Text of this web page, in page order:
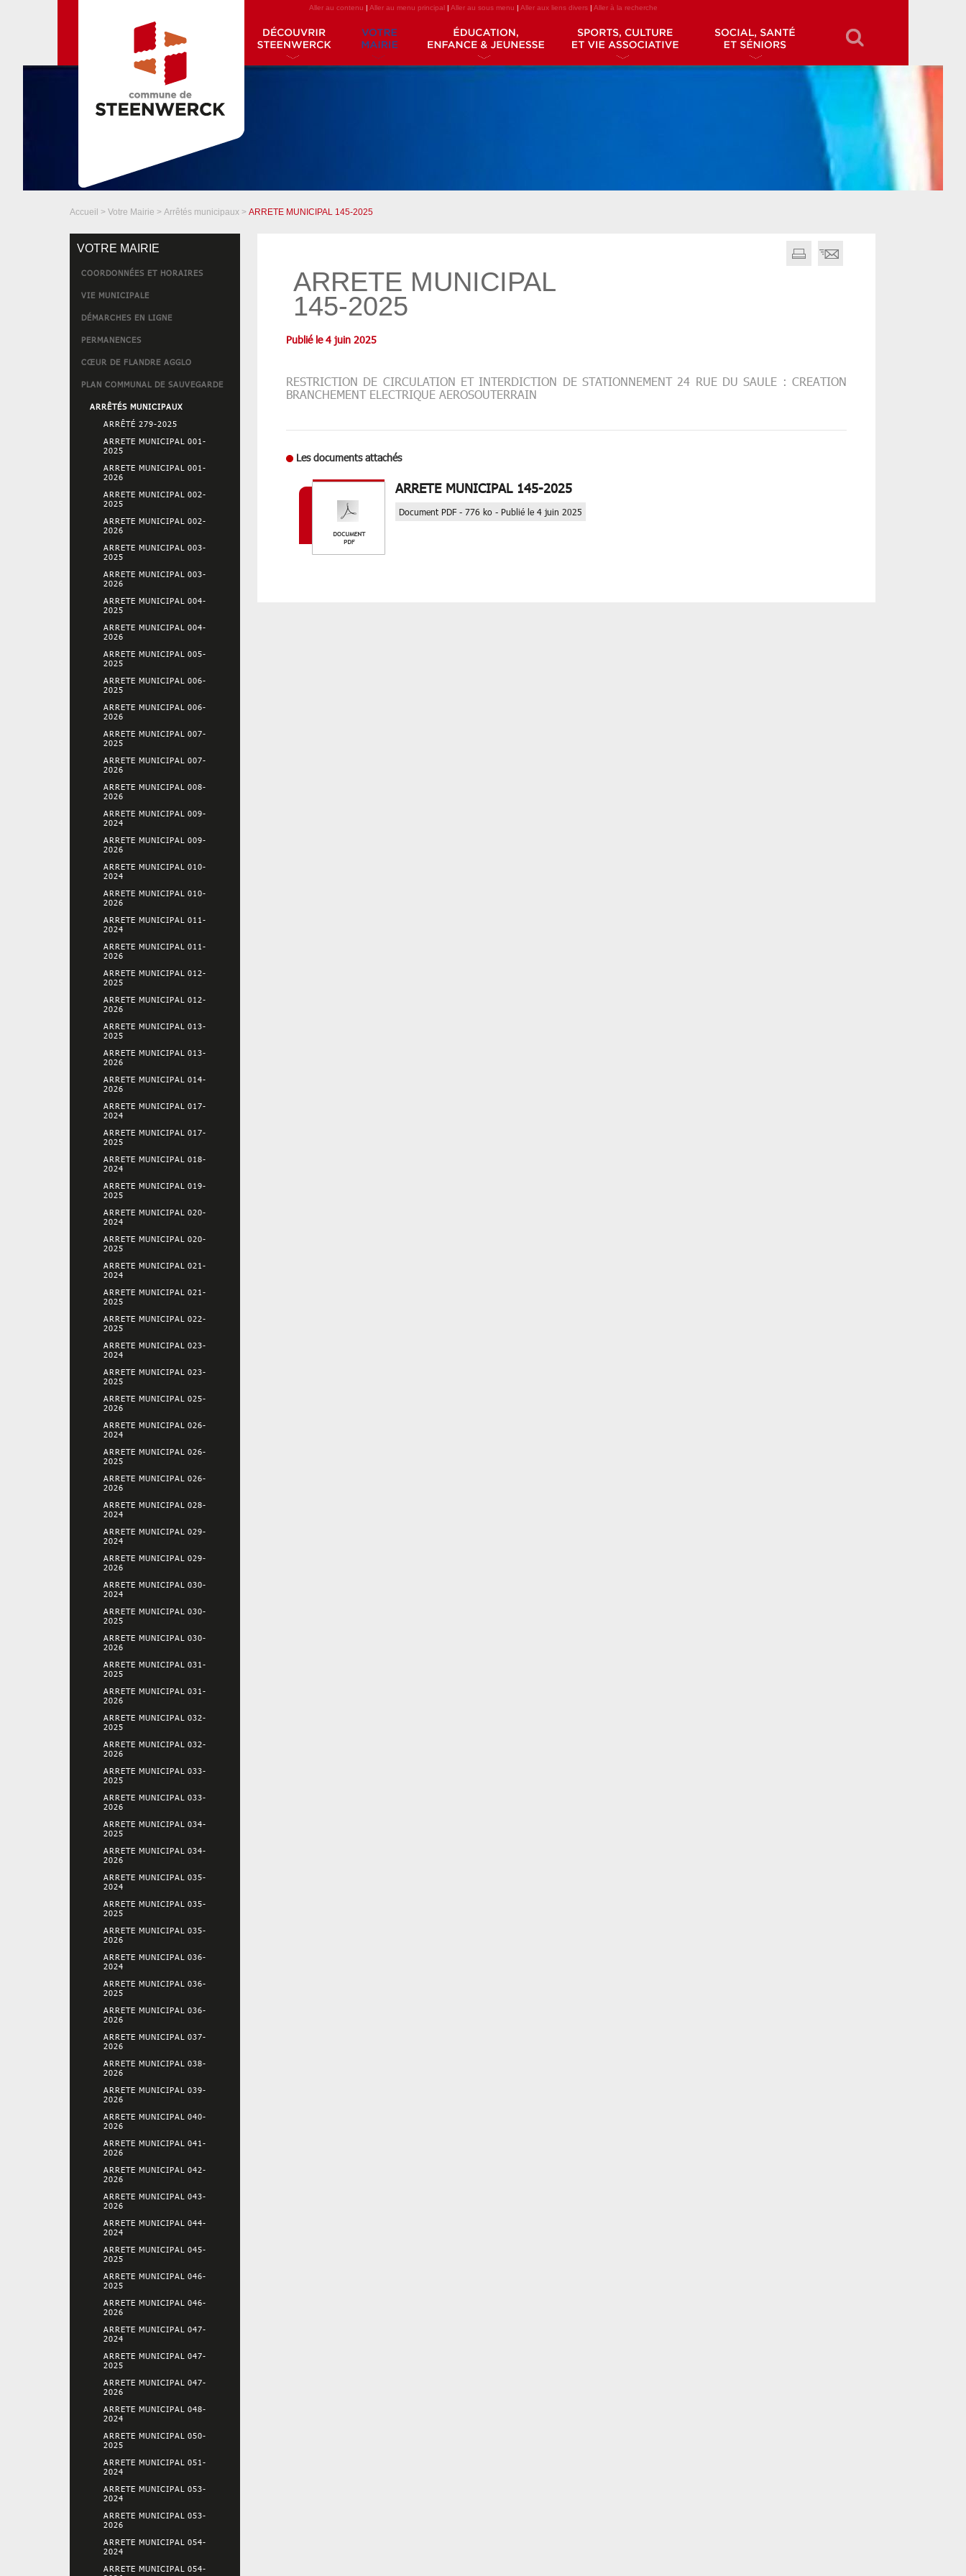
Aller au contenu | Aller au menu principal| Aller au sous menu | Aller aux liens divers| Aller à la recherche
Accueil > Votre Mairie > Arrêtés municipaux > ARRETE MUNICIPAL 145-2025
VOTRE MAIRIE
COORDONNÉES ET HORAIRES
VIE MUNICIPALE
DÉMARCHES EN LIGNE
PERMANENCES
CŒUR DE FLANDRE AGGLO
PLAN COMMUNAL DE SAUVEGARDE
ARRÊTÉS MUNICIPAUX
ARRÊTÉ 279-2025
ARRETE MUNICIPAL 001-
2025
ARRETE MUNICIPAL 001-
2026
ARRETE MUNICIPAL 002-
2025
ARRETE MUNICIPAL 002-
2026
ARRETE MUNICIPAL 003-
2025
ARRETE MUNICIPAL 003-
2026
ARRETE MUNICIPAL 004-
2025
ARRETE MUNICIPAL 004-
2026
ARRETE MUNICIPAL 005-
2025
ARRETE MUNICIPAL 006-
2025
ARRETE MUNICIPAL 006-
2026
ARRETE MUNICIPAL 007-
2025
ARRETE MUNICIPAL 007-
2026
ARRETE MUNICIPAL 008-
2026
ARRETE MUNICIPAL 009-
2024
ARRETE MUNICIPAL 009-
2026
ARRETE MUNICIPAL 010-
2024
ARRETE MUNICIPAL 010-
2026
ARRETE MUNICIPAL 011-
2024
ARRETE MUNICIPAL 011-
2026
ARRETE MUNICIPAL 012-
2025
ARRETE MUNICIPAL 012-
2026
ARRETE MUNICIPAL 013-
2025
ARRETE MUNICIPAL 013-
2026
ARRETE MUNICIPAL 014-
2026
ARRETE MUNICIPAL 017-
2024
ARRETE MUNICIPAL 017-
2025
ARRETE MUNICIPAL 018-
2024
ARRETE MUNICIPAL 019-
2025
ARRETE MUNICIPAL 020-
2024
ARRETE MUNICIPAL 020-
2025
ARRETE MUNICIPAL 021-
2024
ARRETE MUNICIPAL 021-
2025
ARRETE MUNICIPAL 022-
2025
ARRETE MUNICIPAL 023-
2024
ARRETE MUNICIPAL 023-
2025
ARRETE MUNICIPAL 025-
2026
ARRETE MUNICIPAL 026-
2024
ARRETE MUNICIPAL 026-
2025
ARRETE MUNICIPAL 026-
2026
ARRETE MUNICIPAL 028-
2024
ARRETE MUNICIPAL 029-
2024
ARRETE MUNICIPAL 029-
2026
ARRETE MUNICIPAL 030-
2024
ARRETE MUNICIPAL 030-
2025
ARRETE MUNICIPAL 030-
2026
ARRETE MUNICIPAL 031-
2025
ARRETE MUNICIPAL 031-
2026
ARRETE MUNICIPAL 032-
2025
ARRETE MUNICIPAL 032-
2026
ARRETE MUNICIPAL 033-
2025
ARRETE MUNICIPAL 033-
2026
ARRETE MUNICIPAL 034-
2025
ARRETE MUNICIPAL 034-
2026
ARRETE MUNICIPAL 035-
2024
ARRETE MUNICIPAL 035-
2025
ARRETE MUNICIPAL 035-
2026
ARRETE MUNICIPAL 036-
2024
ARRETE MUNICIPAL 036-
2025
ARRETE MUNICIPAL 036-
2026
ARRETE MUNICIPAL 037-
2026
ARRETE MUNICIPAL 038-
2026
ARRETE MUNICIPAL 039-
2026
ARRETE MUNICIPAL 040-
2026
ARRETE MUNICIPAL 041-
2026
ARRETE MUNICIPAL 042-
2026
ARRETE MUNICIPAL 043-
2026
ARRETE MUNICIPAL 044-
2024
ARRETE MUNICIPAL 045-
2025
ARRETE MUNICIPAL 046-
2025
ARRETE MUNICIPAL 046-
2026
ARRETE MUNICIPAL 047-
2024
ARRETE MUNICIPAL 047-
2025
ARRETE MUNICIPAL 047-
2026
ARRETE MUNICIPAL 048-
2024
ARRETE MUNICIPAL 050-
2025
ARRETE MUNICIPAL 051-
2024
ARRETE MUNICIPAL 053-
2024
ARRETE MUNICIPAL 053-
2026
ARRETE MUNICIPAL 054-
2024
ARRETE MUNICIPAL 054-
ARRETE MUNICIPAL
145-2025
Publié le 4 juin 2025
RESTRICTION DE CIRCULATION ET INTERDICTION DE STATIONNEMENT 24 RUE DU SAULE : CREATION
BRANCHEMENT ELECTRIQUE AEROSOUTERRAIN
Les documents attachés
ARRETE MUNICIPAL 145-2025
Document PDF - 776 ko - Publié le 4 juin 2025